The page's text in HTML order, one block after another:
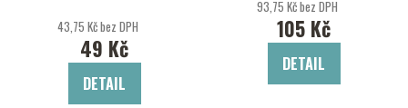
43,75 Kč bez DPH
49 Kč
DETAIL
93,75 Kč bez DPH
105 Kč
DETAIL